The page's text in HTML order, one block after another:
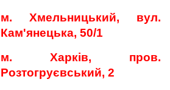
м. Хмельницький, вул.
Кам'янецька, 50/1
м. Харків, пров.
Розтогруєвський, 2